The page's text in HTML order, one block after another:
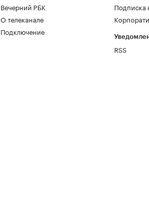
Вечерний РБК
О телеканале
Подключение
Подписка
RSS